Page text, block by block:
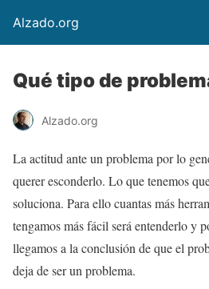
Alzado.org
Qué tipo de
Alzado.org
La actitud ante un problema por lo
querer esconderlo. Lo que tenemos
soluciona. Para ello cuantas más
tengamos más fácil será entenderlo y
llegamos a la conclusión de que el
deja de ser un problema.